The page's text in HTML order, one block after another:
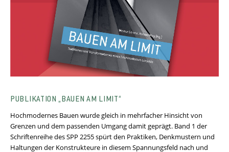
PUBLIKATION „BAUEN AM LIMIT“
Hochmodernes Bauen wurde gleich in mehrfacher Hinsicht von
Grenzen und dem passenden Umgang damit geprägt. Band 1 der
Schriftenreihe des SPP 2255 spürt den Praktiken, Denkmustern und
Haltungen der Konstrukteure in diesem Spannungsfeld nach und